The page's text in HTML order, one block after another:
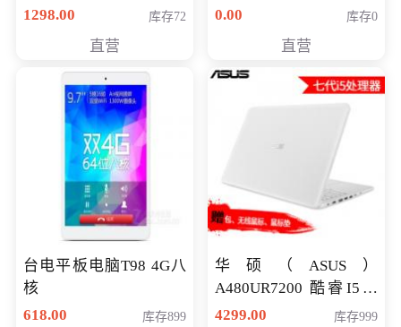
购买）
1298.00 库存72
直营
八代独显轻薄办公商务
0.00 库存0
直营
台电平板电脑T98 4G八
核
618.00
库存899
华硕（ASUS）
A480UR7200 酷睿I5超
薄学生办公游戏独显笔
4299.00 库存999